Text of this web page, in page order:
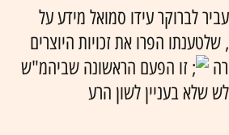
לברוקר עידו סמואל מידע על
בעלי כתובת ב-gmail, שלטענתו הפרו את זכויות היוצרים
זו הפעם הראשונה שביהמ"ש
שלא בעניין לשון הרע